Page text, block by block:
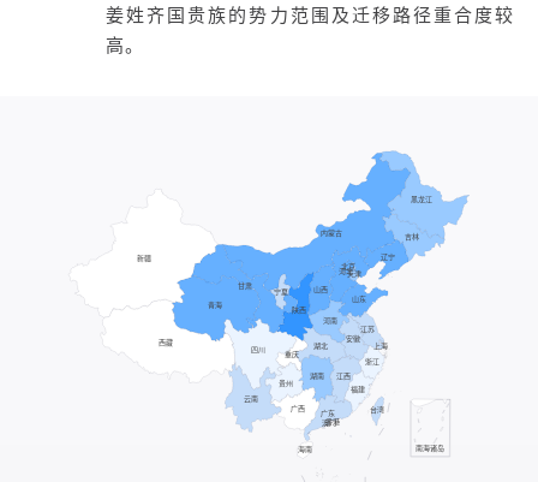
姜姓齐国贵族的势力范围及迁移路径重合度较
高。